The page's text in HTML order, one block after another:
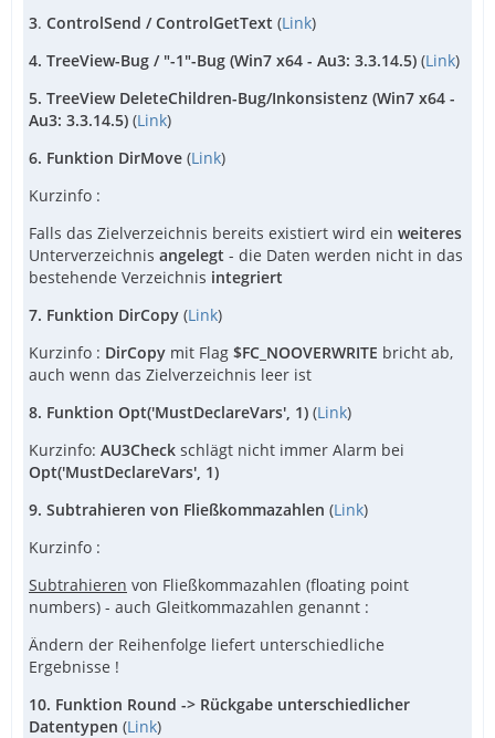
3. ControlSend / ControlGetText (Link)
4. TreeView-Bug / "-1"-Bug (Win7 x64 - Au3: 3.3.14.5) (Link)
5. TreeView DeleteChildren-Bug/Inkonsistenz (Win7 x64 -
Au3: 3.3.14.5) (Link)
6. Funktion DirMove (Link)
Kurzinfo :
Falls das Zielverzeichnis bereits existiert wird ein weiteres
Unterverzeichnis angelegt - die Daten werden nicht in das
bestehende Verzeichnis integriert
7. Funktion DirCopy (Link)
Kurzinfo : DirCopy mit Flag $FC_NOOVERWRITE bricht ab,
auch wenn das Zielverzeichnis leer ist
8. Funktion Opt('MustDeclareVars', 1) (Link)
Kurzinfo: AU3Check schlägt nicht immer Alarm bei
Opt('MustDeclareVars', 1)
9. Subtrahieren von Fließkommazahlen (Link)
Kurzinfo :
Subtrahieren von Fließkommazahlen (floating point
numbers) - auch Gleitkommazahlen genannt :
Ändern der Reihenfolge liefert unterschiedliche
Ergebnisse !
10. Funktion Round -> Rückgabe unterschiedlicher
Datentypen (Link)